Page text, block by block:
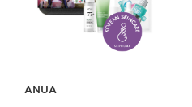
SOL DE JANEIRO
Ver más
ANUA